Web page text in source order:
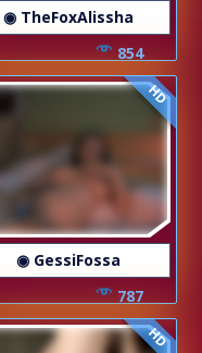
◉ TheFoxAlissha
854
HD
◉ GessiFossa
787
HD